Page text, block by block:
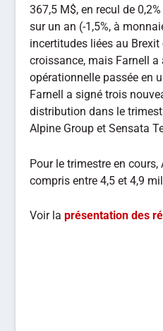
367,5 M$, en recul de
sur un an (-1,5%, à
incertitudes liées au
croissance, mais Farnell
opérationnelle passée en
Farnell a signé trois
distribution dans le
Alpine Group et Sensata
Pour le trimestre en cours,
compris entre 4,5 et 4,9
Voir laprésentation des